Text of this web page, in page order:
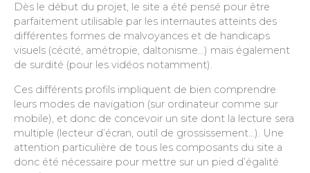
Dès le début du projet, le site a été pensé pour être
parfaitement utilisable par les internautes atteints des
différentes formes de malvoyances et de handicaps
visuels (cécité, amétropie, daltonisme…) mais également
de surdité (pour les vidéos notamment).
Ces différents profils impliquent de bien comprendre
leurs modes de navigation (sur ordinateur comme sur
mobile), et donc de concevoir un site dont la lecture sera
multiple (lecteur d’écran, outil de grossissement…). Une
attention particulière de tous les composants du site a
donc été nécessaire pour mettre sur un pied d’égalité